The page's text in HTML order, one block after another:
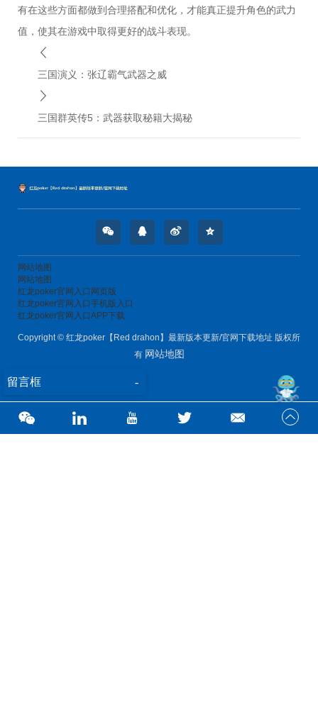
有在这些方面都做到合理搭配和优化，才能真正提升角色的武力
值，使其在游戏中取得更好的战斗表现。
三国演义：张辽霸气武器之威
三国群英传5：武器获取秘籍大揭秘
网站地图
网站地图
红龙poker官网入口网页版
红龙poker官网入口手机版入口
红龙poker官网入口APP下载
Copyright © 红龙poker【Red drahon】最新版本更新/官网下载地址 版权所
有 网站地图
留言框 -